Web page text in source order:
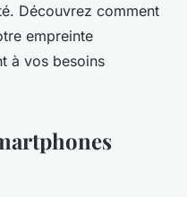
Découvrez comment
empreinte
à vos besoins